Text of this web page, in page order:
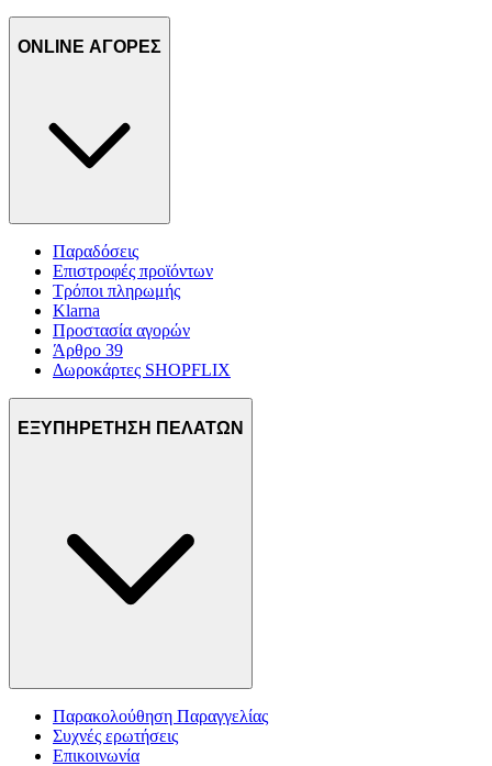
ONLINE ΑΓΟΡΕΣ
Παραδόσεις
Επιστροφές προϊόντων
Τρόποι πληρωμής
Klarna
Προστασία αγορών
Άρθρο 39
Δωροκάρτες SHOPFLIX
ΕΞΥΠΗΡΕΤΗΣΗ ΠΕΛΑΤΩΝ
Παρακολούθηση Παραγγελίας
Συχνές ερωτήσεις
Επικοινωνία